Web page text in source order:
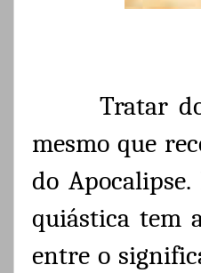
Tratar
mesmo que
do
quiástica tem
entre o